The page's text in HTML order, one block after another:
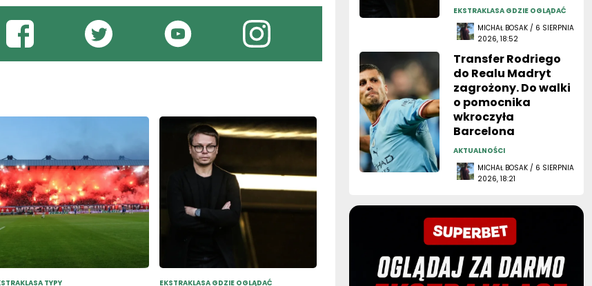
TYPY EKSTRAKLASA GDZIE OGLĄDAĆ
EKSTRAKLASA GDZIE OGLĄDAĆ
MICHAŁ BOSAK / 6 SIERPNIA
2026, 18:52
Transfer Rodriego
do Realu Madryt
zagrożony. Do walki
o pomocnika
wkroczyła
Barcelona
AKTUALNOŚCI
MICHAŁ BOSAK / 6 SIERPNIA
2026, 18:21